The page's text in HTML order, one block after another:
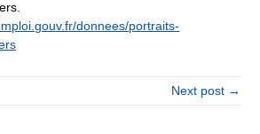
donnees/portraits-
Next post →